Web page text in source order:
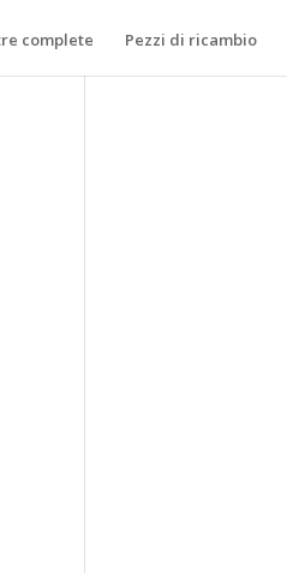
complete Pezzi di ricambio